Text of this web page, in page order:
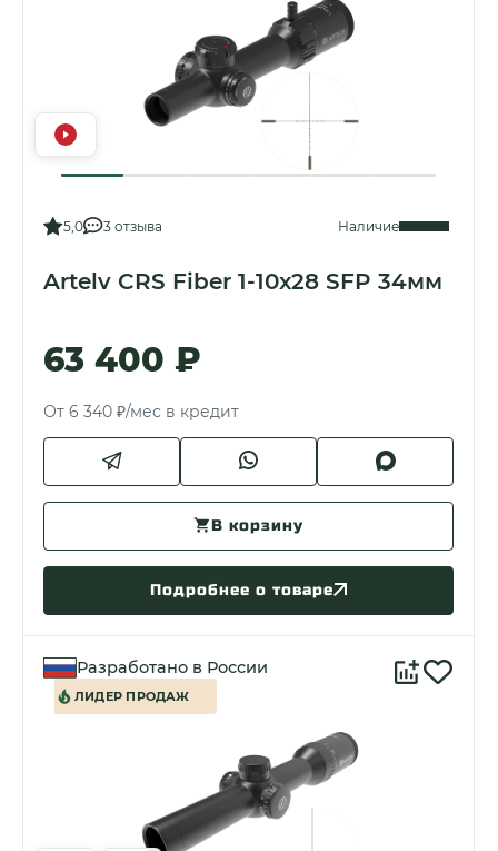
5,0 3 отзыва Наличие
Artelv CRS Fiber 1-10x28 SFP 34мм
63 400 ₽
От 6 340 ₽/мес в кредит
В корзину
Подробнее о товаре
Разработано в России
ЛИДЕР ПРОДАЖ